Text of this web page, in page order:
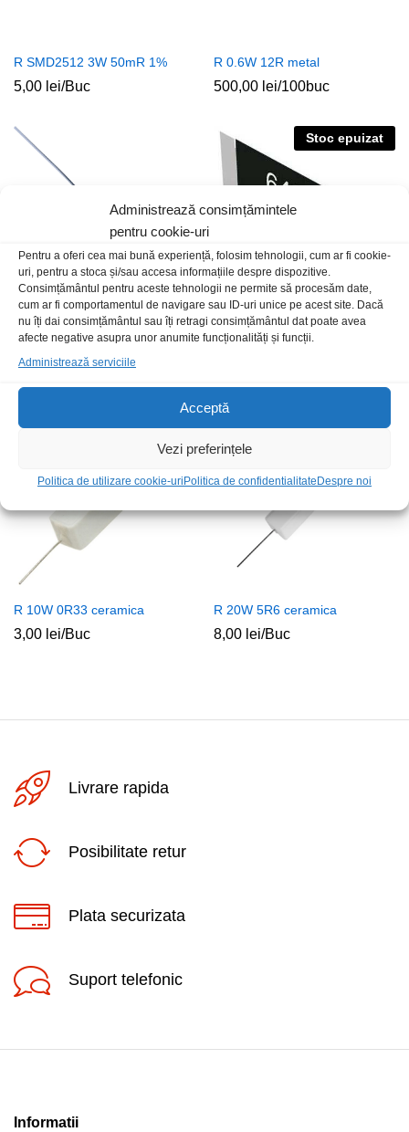
Administrează consimțămintele
pentru cookie-uri
Pentru a oferi cea mai bună experiență, folosim tehnologii, cum ar fi cookie-
uri, pentru a stoca și/sau accesa informațiile despre dispozitive.
Consimțământul pentru aceste tehnologii ne permite să procesăm date,
cum ar fi comportamentul de navigare sau ID-uri unice pe acest site. Dacă
nu îți dai consimțământul sau îți retragi consimțământul dat poate avea
afecte negative asupra unor anumite funcționalități și funcții.
Administrează serviciile
Acceptă
Vezi preferințele
Politica de utilizare cookie-uri Politica de confidentialitate Despre noi
R SMD2512 3W 50mR 1%
5,00 lei/Buc
R 0.6W 12R metal
500,00 lei/100buc
R 3W 39R bobinat
Stoc epuizat
R SMD 2W 10R 2512 Thick
Film
R 10W 0R33 ceramica
3,00 lei/Buc
R 20W 5R6 ceramica
8,00 lei/Buc
Livrare rapida
Posibilitate retur
Plata securizata
Suport telefonic
Informatii